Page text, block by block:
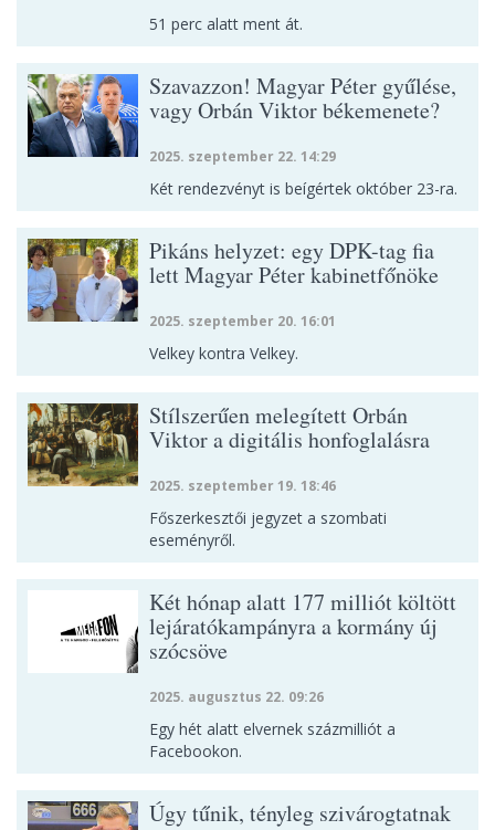
51 perc alatt ment át.
Szavazzon! Magyar Péter gyűlése,
vagy Orbán Viktor békemenete?
2025. szeptember 22. 14:29
Két rendezvényt is beígértek október 23-ra.
Pikáns helyzet: egy DPK-tag fia
lett Magyar Péter kabinetfőnöke
2025. szeptember 20. 16:01
Velkey kontra Velkey.
Stílszerűen melegített Orbán
Viktor a digitális honfoglalásra
2025. szeptember 19. 18:46
Főszerkesztői jegyzet a szombati
eseményről.
Két hónap alatt 177 milliót költött
lejáratókampányra a kormány új
szócsöve
2025. augusztus 22. 09:26
Egy hét alatt elvernek százmilliót a
Facebookon.
Úgy tűnik, tényleg szivárogtatnak